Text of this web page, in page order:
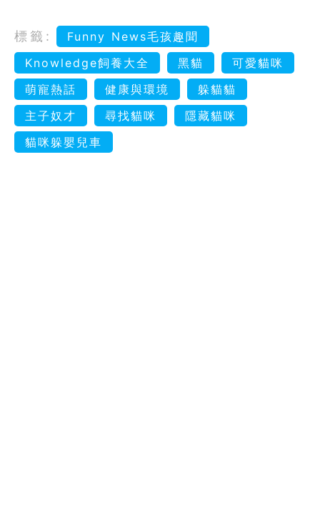
標籤:
Funny News毛孩趣聞
Knowledge飼養大全
黑貓
可愛貓咪
萌寵熱話
健康與環境
躲貓貓
主子奴才
尋找貓咪
隱藏貓咪
貓咪躲嬰兒車